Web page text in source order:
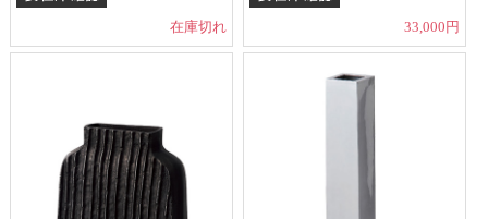
在庫切れ 33,000円